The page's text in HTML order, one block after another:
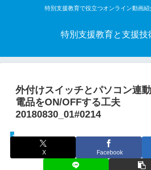
特別支援教育で役立つオンライン動画紹
特別支援教育と支援技
外付けスイッチとパソコン連
電品をON/OFFする工夫
20180830_01#0214
教材解説動画
X Facebook